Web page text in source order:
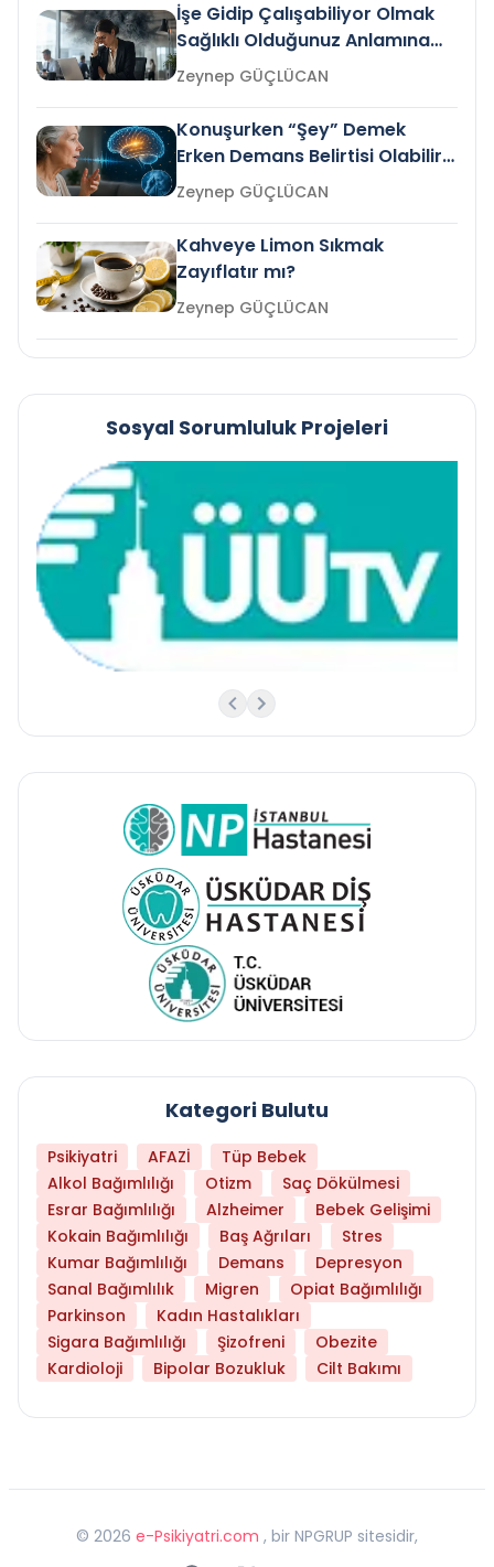
İşe Gidip Çalışabiliyor Olmak
Sağlıklı Olduğunuz Anlamına
Gelir mi?Zeynep GÜÇLÜCAN
Konuşurken “Şey” Demek
Erken Demans Belirtisi Olabilir
mi?
Zeynep GÜÇLÜCAN
Kahveye Limon Sıkmak
Zayıflatır mı?
Zeynep GÜÇLÜCAN
Sosyal Sorumluluk Projeleri
Kategori Bulutu
Psikiyatri AFAZİ
Tüp Bebek
Alkol Bağımlılığı
Otizm
Saç Dökülmesi
Esrar Bağımlılığı
Alzheimer
Bebek Gelişimi
Kokain Bağımlılığı
Baş Ağrıları
Stres
Kumar Bağımlılığı
Demans
Depresyon
Sanal Bağımlılık
Migren
Opiat Bağımlılığı
Parkinson
Kadın Hastalıkları
Sigara Bağımlılığı
Şizofreni
Obezite
Kardioloji
Bipolar Bozukluk Cilt Bakımı
© 2026 e-Psikiyatri.com , bir NPGRUP sitesidir,